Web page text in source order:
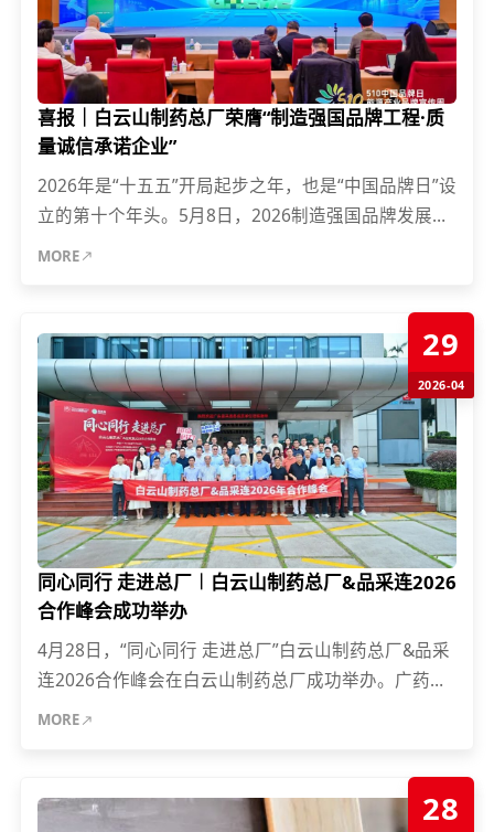
喜报｜白云山制药总厂荣膺“制造强国品牌工程·质
量诚信承诺企业”
2026年是“十五五”开局起步之年，也是“中国品牌日”设
立的第十个年头。5月8日，2026制造强国品牌发展论
坛暨绿色工业与能源品牌博览会在北京国际会议中心
MORE
同心同行 走进总厂︱白云山制药总厂&品采连2026
合作峰会成功举办
4月28日，“同心同行 走进总厂”白云山制药总厂&品采
连2026合作峰会在白云山制药总厂成功举办。广药集
团总经理助理、总厂党委书记、管委会主任，销售公
MORE
29
2026-04
28